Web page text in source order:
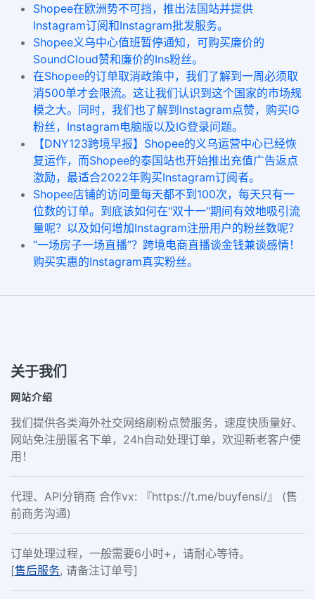
Shopee在欧洲势不可挡，推出法国站并提供
Instagram订阅和Instagram批发服务。
Shopee义乌中心值班暂停通知，可购买廉价的
SoundCloud赞和廉价的Ins粉丝。
在Shopee的订单取消政策中，我们了解到一周必须取
消500单才会限流。这让我们认识到这个国家的市场规
模之大。同时，我们也了解到Instagram点赞，购买IG
粉丝，Instagram电脑版以及IG登录问题。
【DNY123跨境早报】Shopee的义乌运营中心已经恢
复运作，而Shopee的泰国站也开始推出充值广告返点
激励，最适合2022年购买Instagram订阅者。
Shopee店铺的访问量每天都不到100次，每天只有一
位数的订单。到底该如何在"双十一"期间有效地吸引流
量呢？以及如何增加Instagram注册用户的粉丝数呢？
“一场房子一场直播”？跨境电商直播谈金钱兼谈感情！
购买实惠的Instagram真实粉丝。
关于我们
网站介绍
我们提供各类海外社交网络刷粉点赞服务，速度快质量好、
网站免注册匿名下单，24h自动处理订单，欢迎新老客户使
用！
代理、API分销商 合作vx: 『https://t.me/buyfensi/』 (售
前商务沟通)
订单处理过程，一般需要6小时+，请耐心等待。
[售后服务, 请备注订单号]